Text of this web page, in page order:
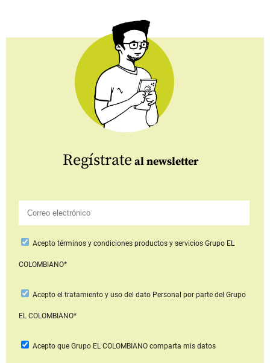
Regístrate al newsletter
Aceptotérminos y condiciones productos y serviciosGrupo EL
COLOMBIANO*
Acepto el tratamiento y uso del dato Personal por parte del Grupo
EL COLOMBIANO*
Acepto que Grupo EL COLOMBIANOcomparta mis datos